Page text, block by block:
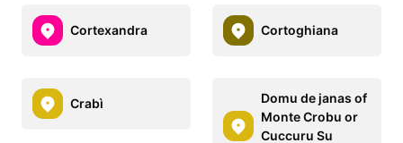
Cortexandra Cortoghiana
Crabì
Domu de janas of
Monte Crobu or
Cuccuru Su